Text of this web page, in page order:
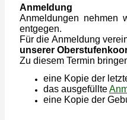
Anmeldung
Anmeldungen nehmen
entgegen.
Für die Anmeldung
unserer
Zu diesem Termin
eine Kopie der
das ausgefüllte
eine Kopie der